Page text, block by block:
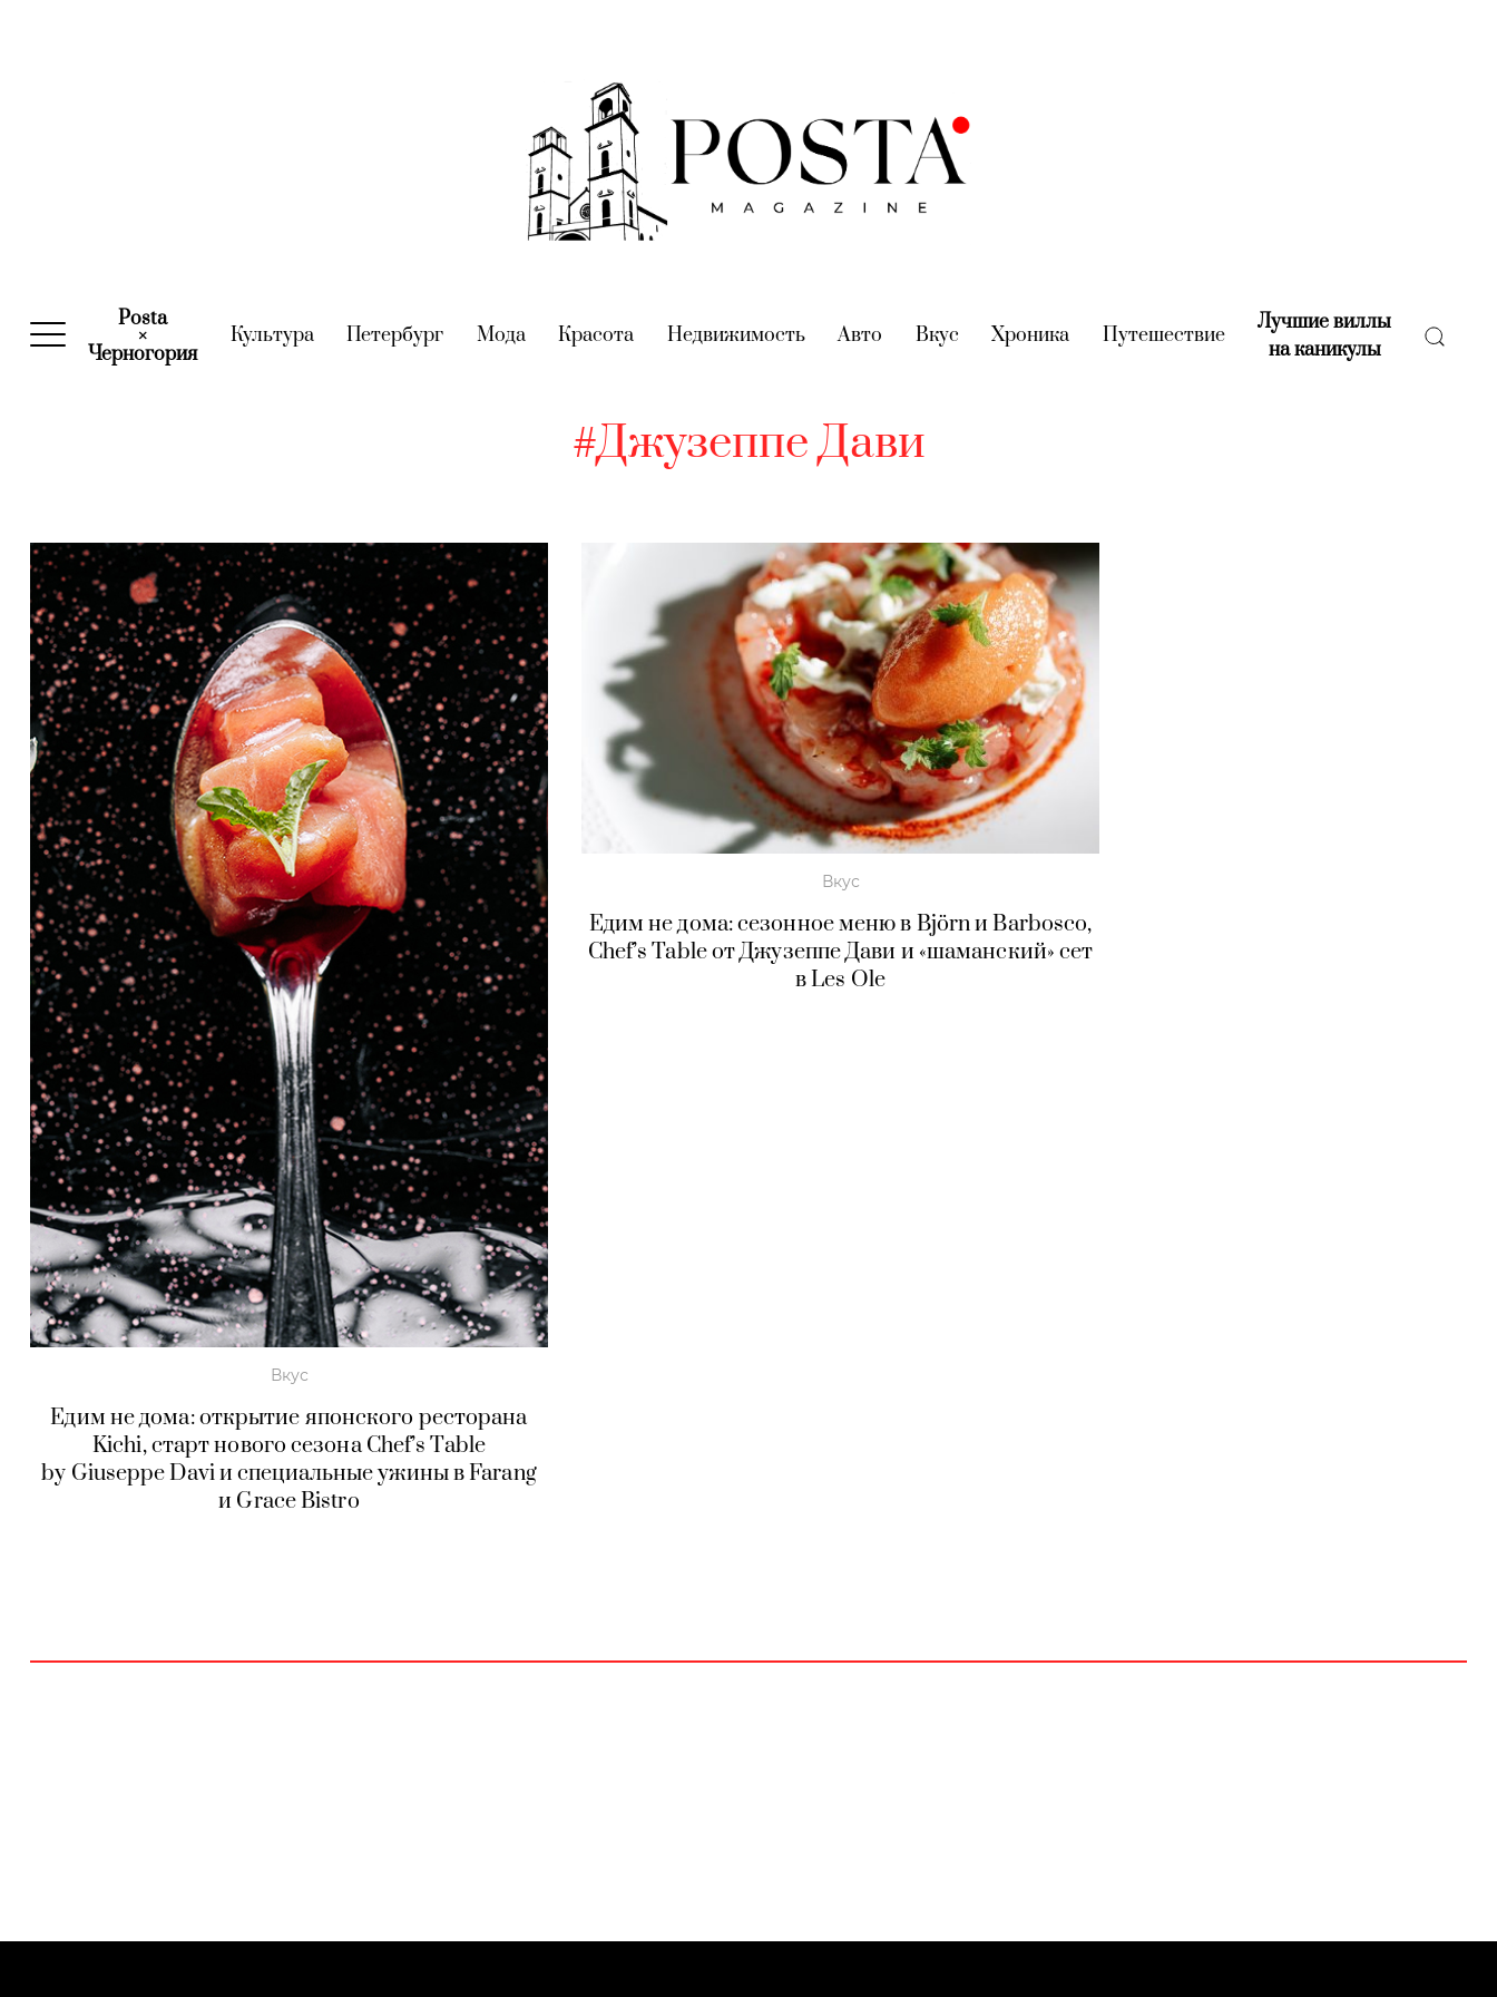
Posta
×
Черногория(current)
Культура(current)
Петербург (current)
Мода(current)
Красота (current)
Недвижимость(current)
Авто (current)
Вкус (current)
Хроника (current)
Путешествие(current)
Лучшие виллы
на каникулы(current)
#Джузеппе Дави
Вкус
Едим не дома: открытие японского ресторана
Kichi, старт нового сезона Chef’s Table
by Giuseppe Davi и специальные ужины в Farang
и Grace Bistro
Вкус
Едим не дома: сезонное меню в Björn и Barbosco,
Chef’s Table от Джузеппе Дави и «шаманский» сет
в Les Ole